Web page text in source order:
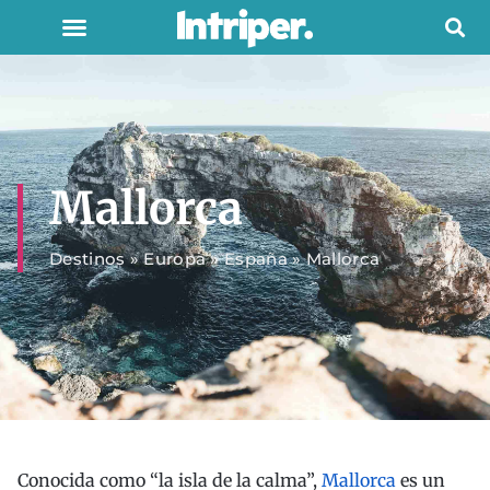
Mallorca
Destinos»Europa»España»Mallorca
Conocida como “la isla de la calma”, Mallorca es un